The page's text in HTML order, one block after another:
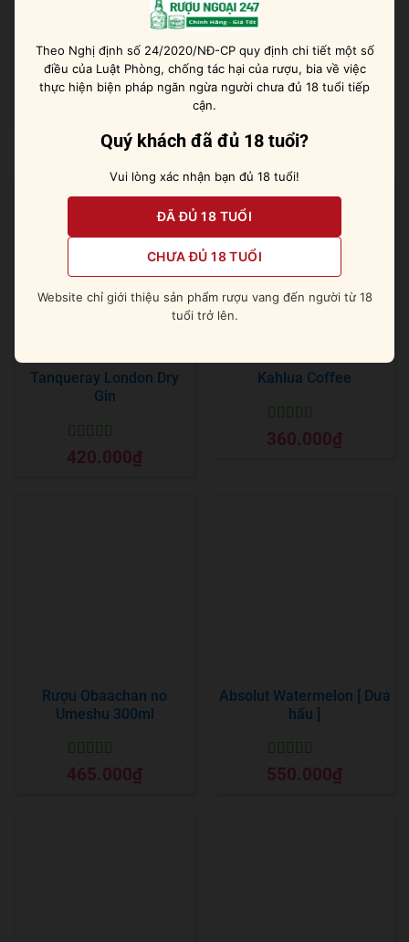
Thụy Điển với cam kết chất lượng, dịch vụ chuyên
nghiệp và chiết khấu hấp dẫn. Hãy liên hệ ngay
Hotline 0978 406 415 hoặc truy cập
ruoungoai247.com để được tư vấn chi tiết & đặt hàng
Sản phẩm tương tự
Tanqueray London Dry
Gin
Được xếp
hạng55 sao
420.000₫
Kahlua Coffee
Được xếp
hạng55 sao
360.000₫
Rượu Obaachan no
Umeshu 300ml
Được xếp
hạng55 sao
465.000₫
Absolut Watermelon [ Dưa
hấu ]
Được xếp
hạng55 sao
550.000₫
Theo Nghị định số 24/2020/NĐ-CP quy định chi tiết một số
điều của Luật Phòng, chống tác hại của rượu, bia về việc
thực hiện biện pháp ngăn ngừa người chưa đủ 18 tuổi tiếp
cận.
Quý khách đã đủ 18 tuổi?
Vui lòng xác nhận bạn đủ 18 tuổi!
ĐÃ ĐỦ 18 TUỔI
CHƯA ĐỦ 18 TUỔI
Website chỉ giới thiệu sản phẩm rượu vang đến người từ 18
tuổi trở lên.